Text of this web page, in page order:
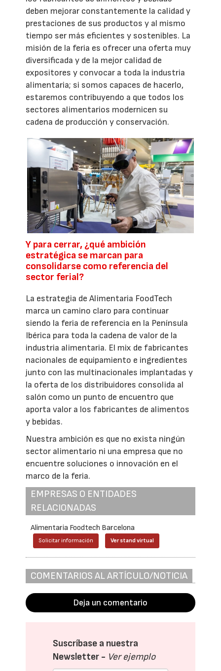
deben mejorar constantemente la calidad y
prestaciones de sus productos y al mismo
tiempo ser más eficientes y sostenibles. La
misión de la feria es ofrecer una oferta muy
diversificada y de la mejor calidad de
expositores y convocar a toda la industria
alimentaria; si somos capaces de hacerlo,
estaremos contribuyendo a que todos los
sectores alimentarios modernicen su
cadena de producción y conservación.
Y para cerrar, ¿qué ambición
estratégica se marcan para
consolidarse como referencia del
sector ferial?
La estrategia de Alimentaria FoodTech
marca un camino claro para continuar
siendo la feria de referencia en la Península
Ibérica para toda la cadena de valor de la
industria alimentaria. El mix de fabricantes
nacionales de equipamiento e ingredientes
junto con las multinacionales implantadas y
la oferta de los distribuidores consolida al
salón como un punto de encuentro que
aporta valor a los fabricantes de alimentos
y bebidas.
Nuestra ambición es que no exista ningún
sector alimentario ni una empresa que no
encuentre soluciones o innovación en el
marco de la feria.
EMPRESAS O ENTIDADES
RELACIONADAS
Alimentaria Foodtech Barcelona
Solicitar información Ver stand virtual
COMENTARIOS AL ARTÍCULO/NOTICIA
Deja un comentario
Suscríbase a nuestra
Newsletter - Ver ejemplo